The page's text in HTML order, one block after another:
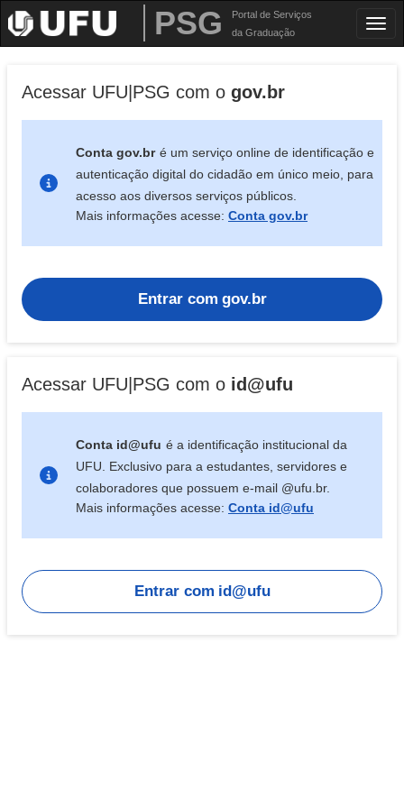
PSG
Portal de Serviços
da Graduação
Acessar UFU|PSG com o gov.br
Conta gov.br é um serviço online de identificação e
autenticação digital do cidadão em único meio, para
acesso aos diversos serviços públicos.
Mais informações acesse: Conta gov.br
Entrar com gov.br
Acessar UFU|PSG com o id@ufu
Conta id@ufu é a identificação institucional da
UFU. Exclusivo para a estudantes, servidores e
colaboradores que possuem e-mail @ufu.br.
Mais informações acesse: Conta id@ufu
Entrar com id@ufu